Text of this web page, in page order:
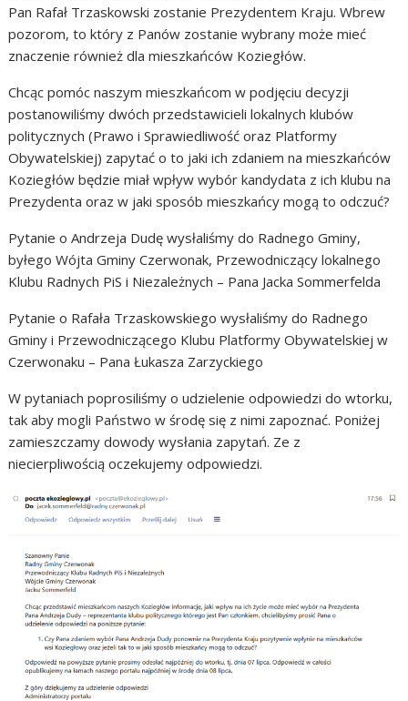
Pan Rafał Trzaskowski zostanie Prezydentem Kraju. Wbrew
pozorom, to który z Panów zostanie wybrany może mieć
znaczenie również dla mieszkańców Koziegłów.
Chcąc pomóc naszym mieszkańcom w podjęciu decyzji
postanowiliśmy dwóch przedstawicieli lokalnych klubów
politycznych (Prawo i Sprawiedliwość oraz Platformy
Obywatelskiej) zapytać o to jaki ich zdaniem na mieszkańców
Koziegłów będzie miał wpływ wybór kandydata z ich klubu na
Prezydenta oraz w jaki sposób mieszkańcy mogą to odczuć?
Pytanie o Andrzeja Dudę wysłaliśmy do Radnego Gminy,
byłego Wójta Gminy Czerwonak, Przewodniczący lokalnego
Klubu Radnych PiS i Niezależnych – Pana Jacka Sommerfelda
Pytanie o Rafała Trzaskowskiego wysłaliśmy do Radnego
Gminy i Przewodniczącego Klubu Platformy Obywatelskiej w
Czerwonaku – Pana Łukasza Zarzyckiego
W pytaniach poprosiliśmy o udzielenie odpowiedzi do wtorku,
tak aby mogli Państwo w środę się z nimi zapoznać. Poniżej
zamieszczamy dowody wysłania zapytań. Ze z
niecierpliwością oczekujemy odpowiedzi.